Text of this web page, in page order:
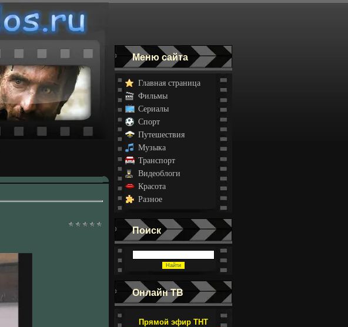
Меню сайта
Главная страница
Фильмы
Сериалы
Спорт
Путешествия
Музыка
Транспорт
Видеоблоги
Красота
Разное
Поиск
Онлайн ТВ
Прямой эфир ТНТ